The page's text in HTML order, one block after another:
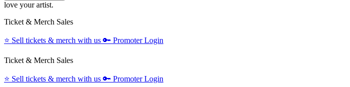
love your artist.
Ticket & Merch Sales
⭐️ Sell tickets & merch with us 🔑 Promoter Login
Ticket & Merch Sales
⭐️ Sell tickets & merch with us 🔑 Promoter Login